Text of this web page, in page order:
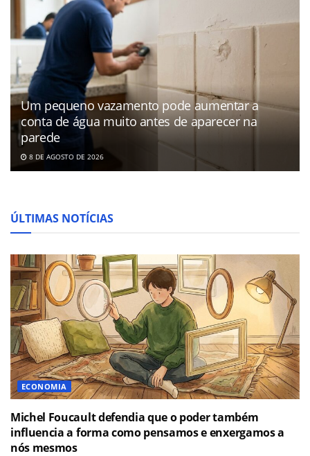
Um pequeno vazamento pode aumentar a
conta de água muito antes de aparecer na
parede
8 DE AGOSTO DE 2026
ÚLTIMAS NOTÍCIAS
ECONOMIA
Michel Foucault defendia que o poder também
influencia a forma como pensamos e enxergamos a
nós mesmos